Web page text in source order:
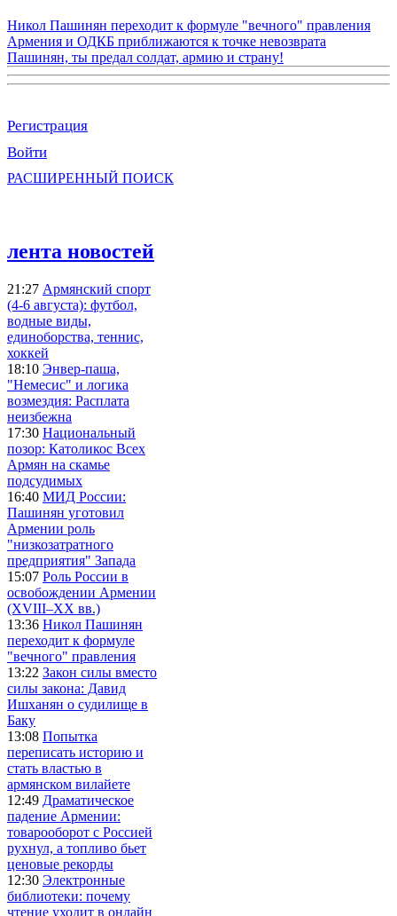
Никол Пашинян переходит к формуле "вечного" правления
Армения и ОДКБ приближаются к точке невозврата
Пашинян, ты предал солдат, армию и страну!
Регистрация
Войти
РАСШИРЕННЫЙ ПОИСК
лента новостей
21:27 Армянский спорт
(4-6 августа): футбол,
водные виды,
единоборства, теннис,
хоккей
18:10 Энвер-паша,
"Немесис" и логика
возмездия: Расплата
неизбежна
17:30 Национальный
позор: Католикос Всех
Армян на скамье
подсудимых
16:40 МИД России:
Пашинян уготовил
Армении роль
"низкозатратного
предприятия" Запада
15:07 Роль России в
освобождении Армении
(XVIII–XX вв.)
13:36 Никол Пашинян
переходит к формуле
"вечного" правления
13:22 Закон силы вместо
силы закона: Давид
Ишханян о судилище в
Баку
13:08 Попытка
переписать историю и
стать властью в
армянском вилайете
12:49 Драматическое
падение Армении:
товарооборот с Россией
рухнул, а топливо бьет
ценовые рекорды
12:30 Электронные
библиотеки: почему
чтение уходит в онлайн